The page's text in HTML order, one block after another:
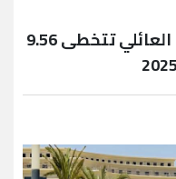
البنك المركزي: ودائع القطاع العائلي تتخطى 9.56